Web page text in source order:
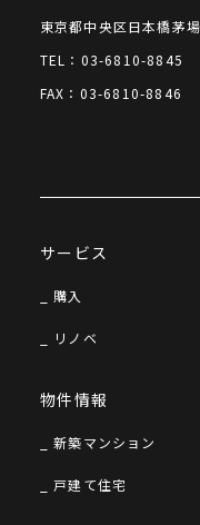
サービス
購入
リノベ
物件情報
新築マンション
戸建て住宅
東京都中央区日本橋茅
TEL：03-6810-8845
FAX：03-6810-8846